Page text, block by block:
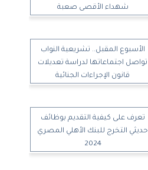
شهداء الأقصى صعبة
الأسبوع المقبل.. تشريعية النواب
تواصل اجتماعاتها لدراسة تعديلات
قانون الإجراءات الجنائية
تعرف على كيفية التقديم بوظائف
حديثي التخرج للبنك الأهلي المصري
2024